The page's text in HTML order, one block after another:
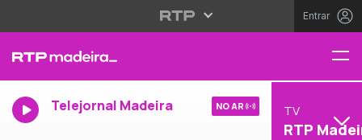
Entrar
Telejornal Madeira NO AR TV
RTP